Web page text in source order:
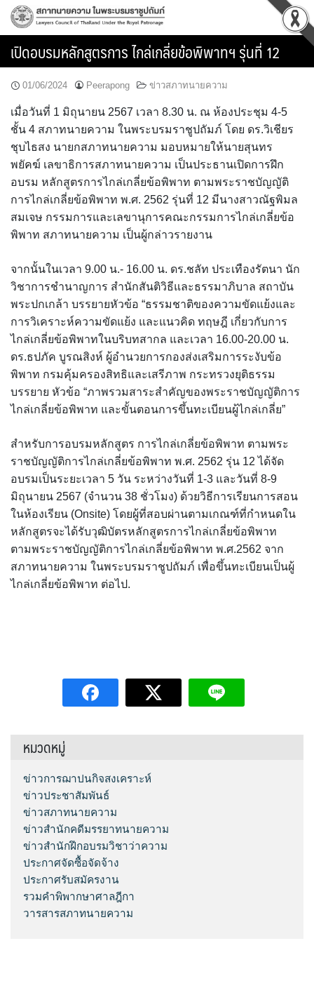
Skip
เปิดอบรมหลักสูตรการ ไกล่เกลี่ยข้อพิพาทฯ รุ่นที่ 12
01/06/2024 Peerapong ข่าวสภาทนายความ
เมื่อวันที่ 1 มิถุนายน 2567 เวลา 8.30 น. ณ ห้องประชุม 4-5
ชั้น 4 สภาทนายความ ในพระบรมราชูปถัมภ์ โดย ดร.วิเชียร
ชุบไธสง นายกสภาทนายความ มอบหมายให้นายสุนทร
พยัคฆ์ เลขาธิการสภาทนายความ เป็นประธานเปิดการฝึก
อบรม หลักสูตรการไกล่เกลี่ยข้อพิพาท ตามพระราชบัญญัติ
การไกล่เกลี่ยข้อพิพาท พ.ศ. 2562 รุ่นที่ 12 มีนางสาวณัฐพิมล
สมเจษ กรรมการและเลขานุการคณะกรรมการไกล่เกลี่ยข้อ
พิพาท สภาทนายความ เป็นผู้กล่าวรายงาน
จากนั้นในเวลา 9.00 น.- 16.00 น. ดร.ชลัท ประเทืองรัตนา นัก
วิชาการชำนาญการ สำนักสันติวิธีและธรรมาภิบาล สถาบัน
พระปกเกล้า บรรยายหัวข้อ “ธรรมชาติของความขัดแย้งและ
การวิเคราะห์ความขัดแย้ง และแนวคิด ทฤษฎี เกี่ยวกับการ
ไกล่เกลี่ยข้อพิพาทในบริบทสากล และเวลา 16.00-20.00 น.
ดร.ธปภัค บูรณสิงห์ ผู้อำนวยการกองส่งเสริมการระงับข้อ
พิพาท กรมคุ้มครองสิทธิและเสรีภาพ กระทรวงยุติธรรม
บรรยาย หัวข้อ “ภาพรวมสาระสำคัญของพระราชบัญญัติการ
ไกล่เกลี่ยข้อพิพาท และขั้นตอนการขึ้นทะเบียนผู้ไกล่เกลี่ย”
สำหรับการอบรมหลักสูตร การไกล่เกลี่ยข้อพิพาท ตามพระ
ราชบัญญัติการไกล่เกลี่ยข้อพิพาท พ.ศ. 2562 รุ่น 12 ได้จัด
อบรมเป็นระยะเวลา 5 วัน ระหว่างวันที่ 1-3 และวันที่ 8-9
มิถุนายน 2567 (จำนวน 38 ชั่วโมง) ด้วยวิธีการเรียนการสอน
ในห้องเรียน (Onsite) โดยผู้ที่สอบผ่านตามเกณฑ์ที่กำหนดใน
หลักสูตรจะได้รับวุฒิบัตรหลักสูตรการไกล่เกลี่ยข้อพิพาท
ตามพระราชบัญญัติการไกล่เกลี่ยข้อพิพาท พ.ศ.2562 จาก
สภาทนายความ ในพระบรมราชูปถัมภ์ เพื่อขึ้นทะเบียนเป็นผู้
ไกล่เกลี่ยข้อพิพาท ต่อไป.
หมวดหมู่
ข่าวการฌาปนกิจสงเคราะห์
ข่าวประชาสัมพันธ์
ข่าวสภาทนายความ
ข่าวสำนักคดีมรรยาทนายความ
ข่าวสำนักฝึกอบรมวิชาว่าความ
ประกาศจัดซื้อจัดจ้าง
ประกาศรับสมัครงาน
รวมคำพิพากษาศาลฎีกา
วารสารสภาทนายความ